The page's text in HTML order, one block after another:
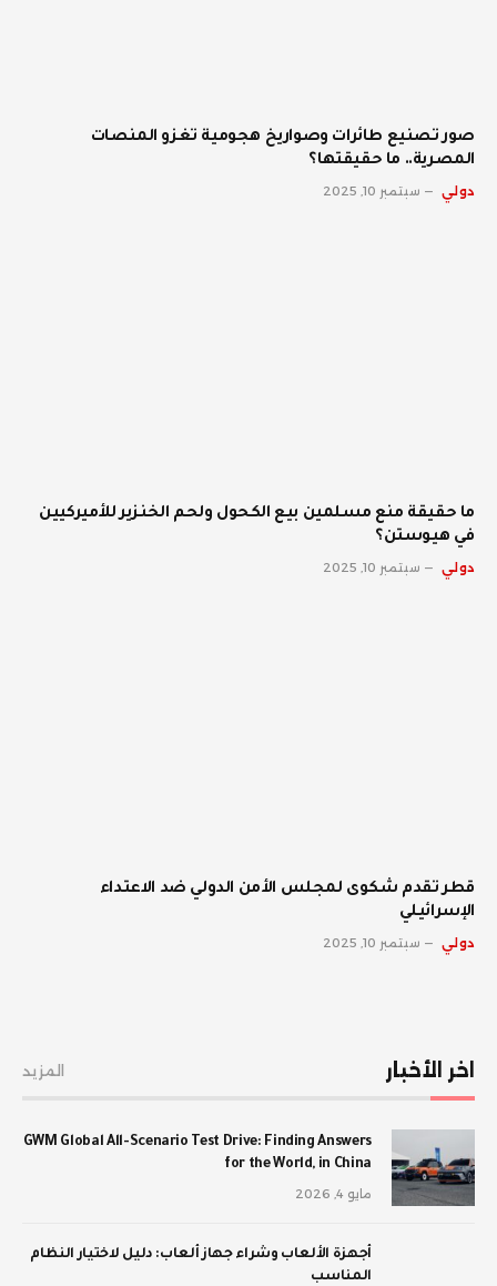
صور تصنيع طائرات وصواريخ هجومية تغزو المنصات
المصرية.. ما حقيقتها؟
دولي سبتمبر 10, 2025
ما حقيقة منع مسلمين بيع الكحول ولحم الخنزير للأميركيين
في هيوستن؟
دولي سبتمبر 10, 2025
قطر تقدم شكوى لمجلس الأمن الدولي ضد الاعتداء
الإسرائيلي
دولي سبتمبر 10, 2025
اخر الأخبار المزيد
GWM Global All-Scenario Test Drive: Finding Answers
for the World, in China
مايو 4, 2026
أجهزة الألعاب وشراء جهاز ألعاب: دليل لاختيار النظام
المناسب